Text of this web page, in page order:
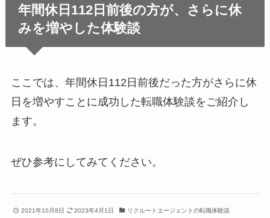
年間休日112日前後の方が、さらに休
みを増やした体験談
ここでは、年間休日112日前後だった方がさらに休
日を増やすことに成功した転職体験談をご紹介し
ます。
ぜひ参考にしてみてください。
2021年10月8日 2023年4月1日 リクルートエージェントの転職体験談